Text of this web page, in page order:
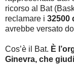
ricorso al Bat
reclamare i 32500
avrebbe versato
Cos’è il Bat. È
Ginevra, che